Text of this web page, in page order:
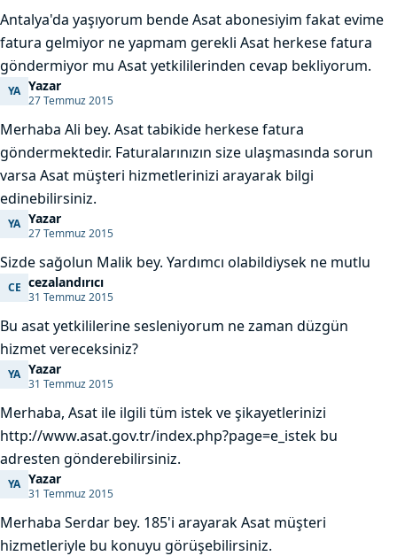
Antalya'da yaşıyorum bende Asat abonesiyim fakat evime
fatura gelmiyor ne yapmam gerekli Asat herkese fatura
göndermiyor mu Asat yetkililerinden cevap bekliyorum.
YAYazar
Yazar
27 Temmuz 2015
Merhaba Ali bey. Asat tabikide herkese fatura
göndermektedir. Faturalarınızın size ulaşmasında sorun
varsa Asat müşteri hizmetlerinizi arayarak bilgi
edinebilirsiniz.
YAYazar
Yazar
27 Temmuz 2015
Sizde sağolun Malik bey. Yardımcı olabildiysek ne mutlu
CEcezalandırıcı
cezalandırıcı
31 Temmuz 2015
Bu asat yetkililerine sesleniyorum ne zaman düzgün
hizmet vereceksiniz?
YAYazar
Yazar
31 Temmuz 2015
Merhaba, Asat ile ilgili tüm istek ve şikayetlerinizi
http://www.asat.gov.tr/index.php?page=e_istek bu
adresten gönderebilirsiniz.
YAYazar
Yazar
31 Temmuz 2015
Merhaba Serdar bey. 185'i arayarak Asat müşteri
hizmetleriyle bu konuyu görüşebilirsiniz.